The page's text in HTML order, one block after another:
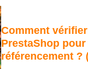
Comment
PrestaShop
référencement ?